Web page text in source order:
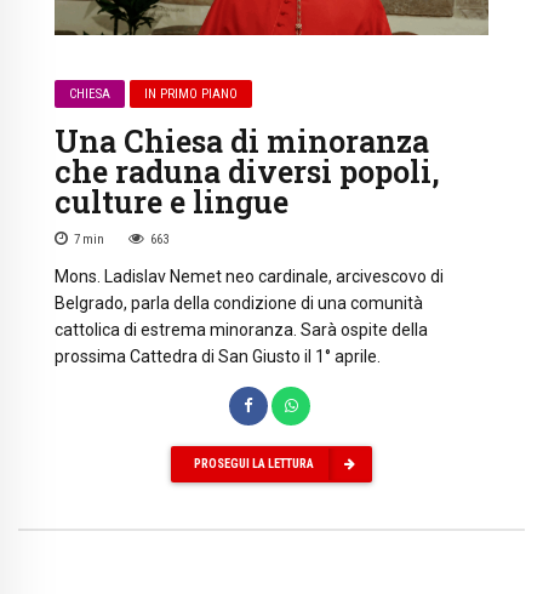
CHIESA IN PRIMO PIANO
Una Chiesa di minoranza
che raduna diversi popoli,
culture e lingue
7 min 663
Mons. Ladislav Nemet neo cardinale, arcivescovo di
Belgrado, parla della condizione di una comunità
cattolica di estrema minoranza. Sarà ospite della
prossima Cattedra di San Giusto il 1° aprile.
PROSEGUI LA LETTURA